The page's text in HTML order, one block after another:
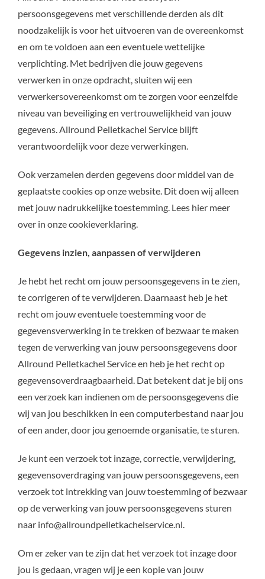
persoonsgegevens met verschillende derden als dit
noodzakelijk is voor het uitvoeren van de overeenkomst
en om te voldoen aan een eventuele wettelijke
verplichting. Met bedrijven die jouw gegevens
verwerken in onze opdracht, sluiten wij een
verwerkersovereenkomst om te zorgen voor eenzelfde
niveau van beveiliging en vertrouwelijkheid van jouw
gegevens. Allround Pelletkachel Service blijft
verantwoordelijk voor deze verwerkingen.
Ook verzamelen derden gegevens door middel van de
geplaatste cookies op onze website. Dit doen wij alleen
met jouw nadrukkelijke toestemming. Lees hier meer
over in onze cookieverklaring.
Gegevens inzien, aanpassen of verwijderen
Je hebt het recht om jouw persoonsgegevens in te zien,
te corrigeren of te verwijderen. Daarnaast heb je het
recht om jouw eventuele toestemming voor de
gegevensverwerking in te trekken of bezwaar te maken
tegen de verwerking van jouw persoonsgegevens door
Allround Pelletkachel Service en heb je het recht op
gegevensoverdraagbaarheid. Dat betekent dat je bij ons
een verzoek kan indienen om de persoonsgegevens die
wij van jou beschikken in een computerbestand naar jou
of een ander, door jou genoemde organisatie, te sturen.
Je kunt een verzoek tot inzage, correctie, verwijdering,
gegevensoverdraging van jouw persoonsgegevens, een
verzoek tot intrekking van jouw toestemming of bezwaar
op de verwerking van jouw persoonsgegevens sturen
naar info@allroundpelletkachelservice.nl.
Om er zeker van te zijn dat het verzoek tot inzage door
jou is gedaan, vragen wij je een kopie van jouw